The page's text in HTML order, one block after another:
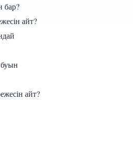
бар?
айт?
айт?